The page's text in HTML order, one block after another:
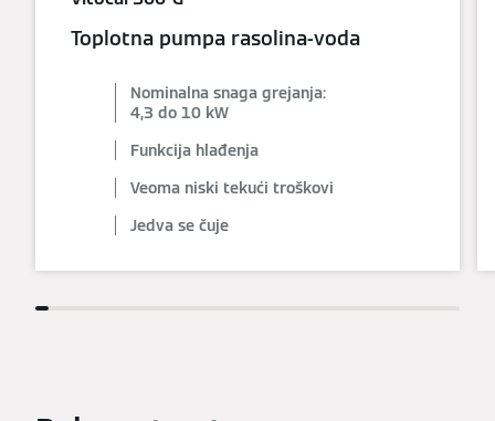
Toplotna pumpa rasolina-voda
Nominalna snaga grejanja:
4,3 do 10 kW
Funkcija hlađenja
Veoma niski tekući troškovi
Jedva se čuje